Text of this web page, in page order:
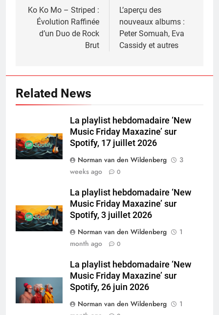
navigation
Ko Ko Mo – Striped :
Évolution Raffinée
d’un Duo de Rock
Brut
L’aperçu des
nouveaux albums :
Peter Somuah, Eva
Cassidy et autres
Related News
La playlist hebdomadaire ‘New
Music Friday Maxazine’ sur
Spotify, 17 juillet 2026
Norman van den Wildenberg
3
weeks ago
0
La playlist hebdomadaire ‘New
Music Friday Maxazine’ sur
Spotify, 3 juillet 2026
Norman van den Wildenberg
1
month ago
0
La playlist hebdomadaire ‘New
Music Friday Maxazine’ sur
Spotify, 26 juin 2026
Norman van den Wildenberg
1